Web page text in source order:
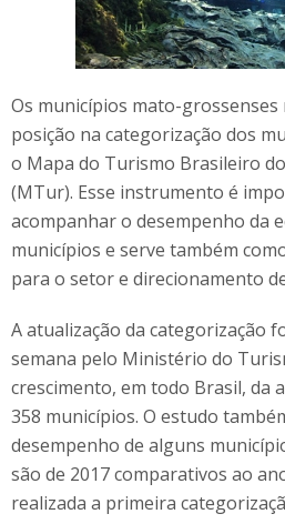
Os municípios mato-
posição na categorização dos
o Mapa do Turismo Brasileiro
(MTur). Esse instrumento é
acompanhar o desempenho da
municípios e serve também
para o setor e direcionamento
A atualização da categorização
semana pelo Ministério do
crescimento, em todo Brasil, da
358 municípios. O estudo
desempenho de alguns
são de 2017 comparativos ao
realizada a primeira